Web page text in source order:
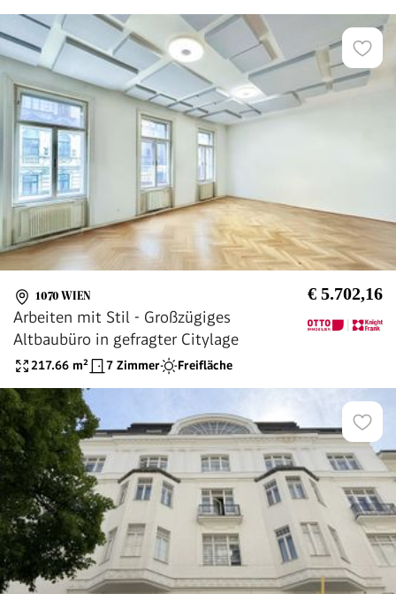
1070 WIEN € 5.702,16
Arbeiten mit Stil - Großzügiges
Altbaubüro in gefragter Citylage
217.66 m² 7 Zimmer Freifläche